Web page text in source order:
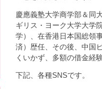
慶應義塾大学商学部＆同
ギリス・ヨーク大学大学
学）、在香港日本国総領
済）歴任、その後、中国
くいかず、多額の借金経
下記、各種SNSです。